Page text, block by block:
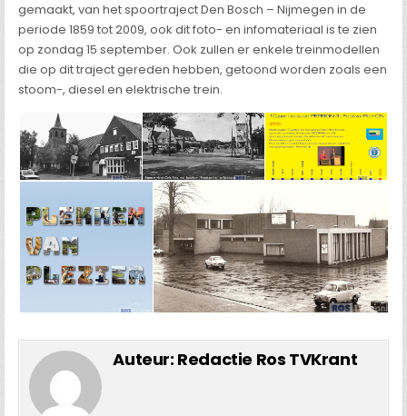
gemaakt, van het spoortraject Den Bosch – Nijmegen in de
periode 1859 tot 2009, ook dit foto- en infomateriaal is te zien
op zondag 15 september. Ook zullen er enkele treinmodellen
die op dit traject gereden hebben, getoond worden zoals een
stoom-, diesel en elektrische trein.
Auteur: Redactie Ros TVKrant